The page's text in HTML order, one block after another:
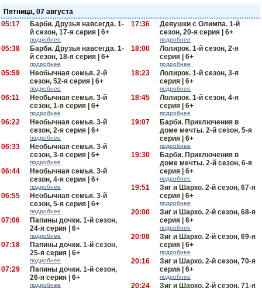
Пятница, 07 августа
05:17
Барби. Друзья навсегда. 1-
й сезон, 17-я серия | 6+
подробнее
05:38
Барби. Друзья навсегда. 1-
й сезон, 18-я серия | 6+
подробнее
05:59
Необычная семья. 2-й
сезон, 52-я серия | 6+
подробнее
06:11
Необычная семья. 3-й
сезон, 1-я серия | 6+
подробнее
06:22
Необычная семья. 3-й
сезон, 2-я серия | 6+
подробнее
06:33
Необычная семья. 3-й
сезон, 3-я серия | 6+
подробнее
06:44
Необычная семья. 3-й
сезон, 4-я серия | 6+
подробнее
06:55
Необычная семья. 3-й
сезон, 5-я серия | 6+
подробнее
07:06
Папины дочки. 1-й сезон,
24-я серия | 6+
подробнее
07:18
Папины дочки. 1-й сезон,
25-я серия | 6+
подробнее
07:29
Папины дочки. 1-й сезон,
26-я серия | 6+
подробнее
17:36
Девушки с Олимпа. 1-й
сезон, 20-я серия | 6+
подробнее
18:00
Лолирок. 1-й сезон, 2-я
серия | 6+
подробнее
18:23
Лолирок. 1-й сезон, 3-я
серия | 6+
подробнее
18:45
Лолирок. 1-й сезон, 4-я
серия | 6+
подробнее
19:07
Барби. Приключения в
доме мечты. 2-й сезон, 5-я
серия | 6+
подробнее
19:30
Барби. Приключения в
доме мечты. 2-й сезон, 6-я
серия | 6+
подробнее
19:51
Зиг и Шарко. 2-й сезон, 67-я
серия | 6+
подробнее
20:00
Зиг и Шарко. 2-й сезон, 68-я
серия | 6+
подробнее
20:08
Зиг и Шарко. 2-й сезон, 69-я
серия | 6+
подробнее
20:16
Зиг и Шарко. 2-й сезон, 70-я
серия | 6+
подробнее
20:24
Зиг и Шарко. 2-й сезон, 71-я